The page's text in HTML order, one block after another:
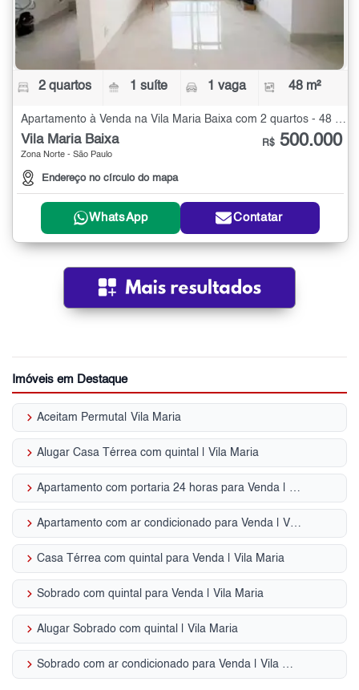
2 quartos 1 suíte 1 vaga 48 m²
Vila Maria Baixa
Zona Norte - São Paulo
Endereço no círculo do mapa
R$ 500.000
WhatsApp Contatar
Imóveis em Destaque
keyboard_arrow_right Aceitam Permuta| Vila Maria
keyboard_arrow_right Alugar Casa Térrea com quintal | Vila Maria
keyboard_arrow_right Apartamento com portaria 24 horas para Venda | Vila Maria
keyboard_arrow_right Apartamento com ar condicionado para Venda | Vila Maria
keyboard_arrow_right Casa Térrea com quintal para Venda | Vila Maria
keyboard_arrow_right Sobrado com quintal para Venda | Vila Maria
keyboard_arrow_right Alugar Sobrado com quintal | Vila Maria
keyboard_arrow_right Sobrado com ar condicionado para Venda | Vila Maria